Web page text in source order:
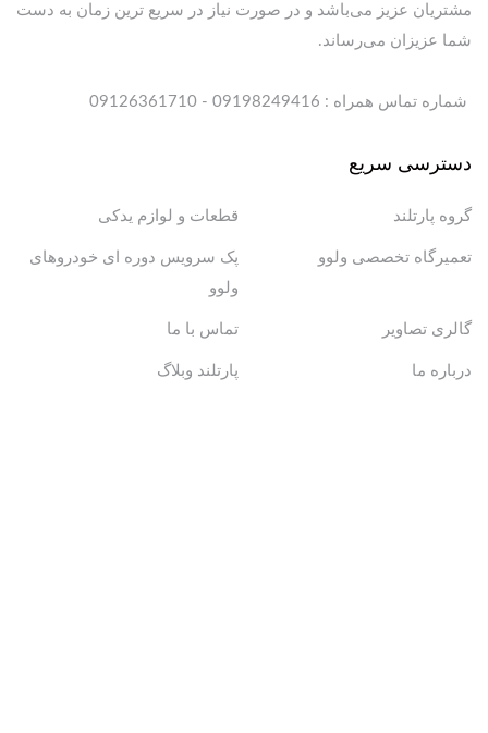
مشتریان عزیز می‌باشد و در صورت نیاز در سریع ترین زمان به دست
شما عزیزان می‌رساند.
شماره تماس همراه : 09198249416 - 09126361710
دسترسی سریع
گروه پارتلند قطعات و لوازم یدکی
تعمیرگاه تخصصی ولوو
پک سرویس دوره ای خودروهای
ولوو
گالری تصاویر تماس با ما
درباره ما پارتلند وبلاگ